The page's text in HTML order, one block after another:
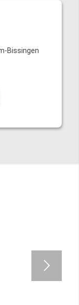
Bissingen